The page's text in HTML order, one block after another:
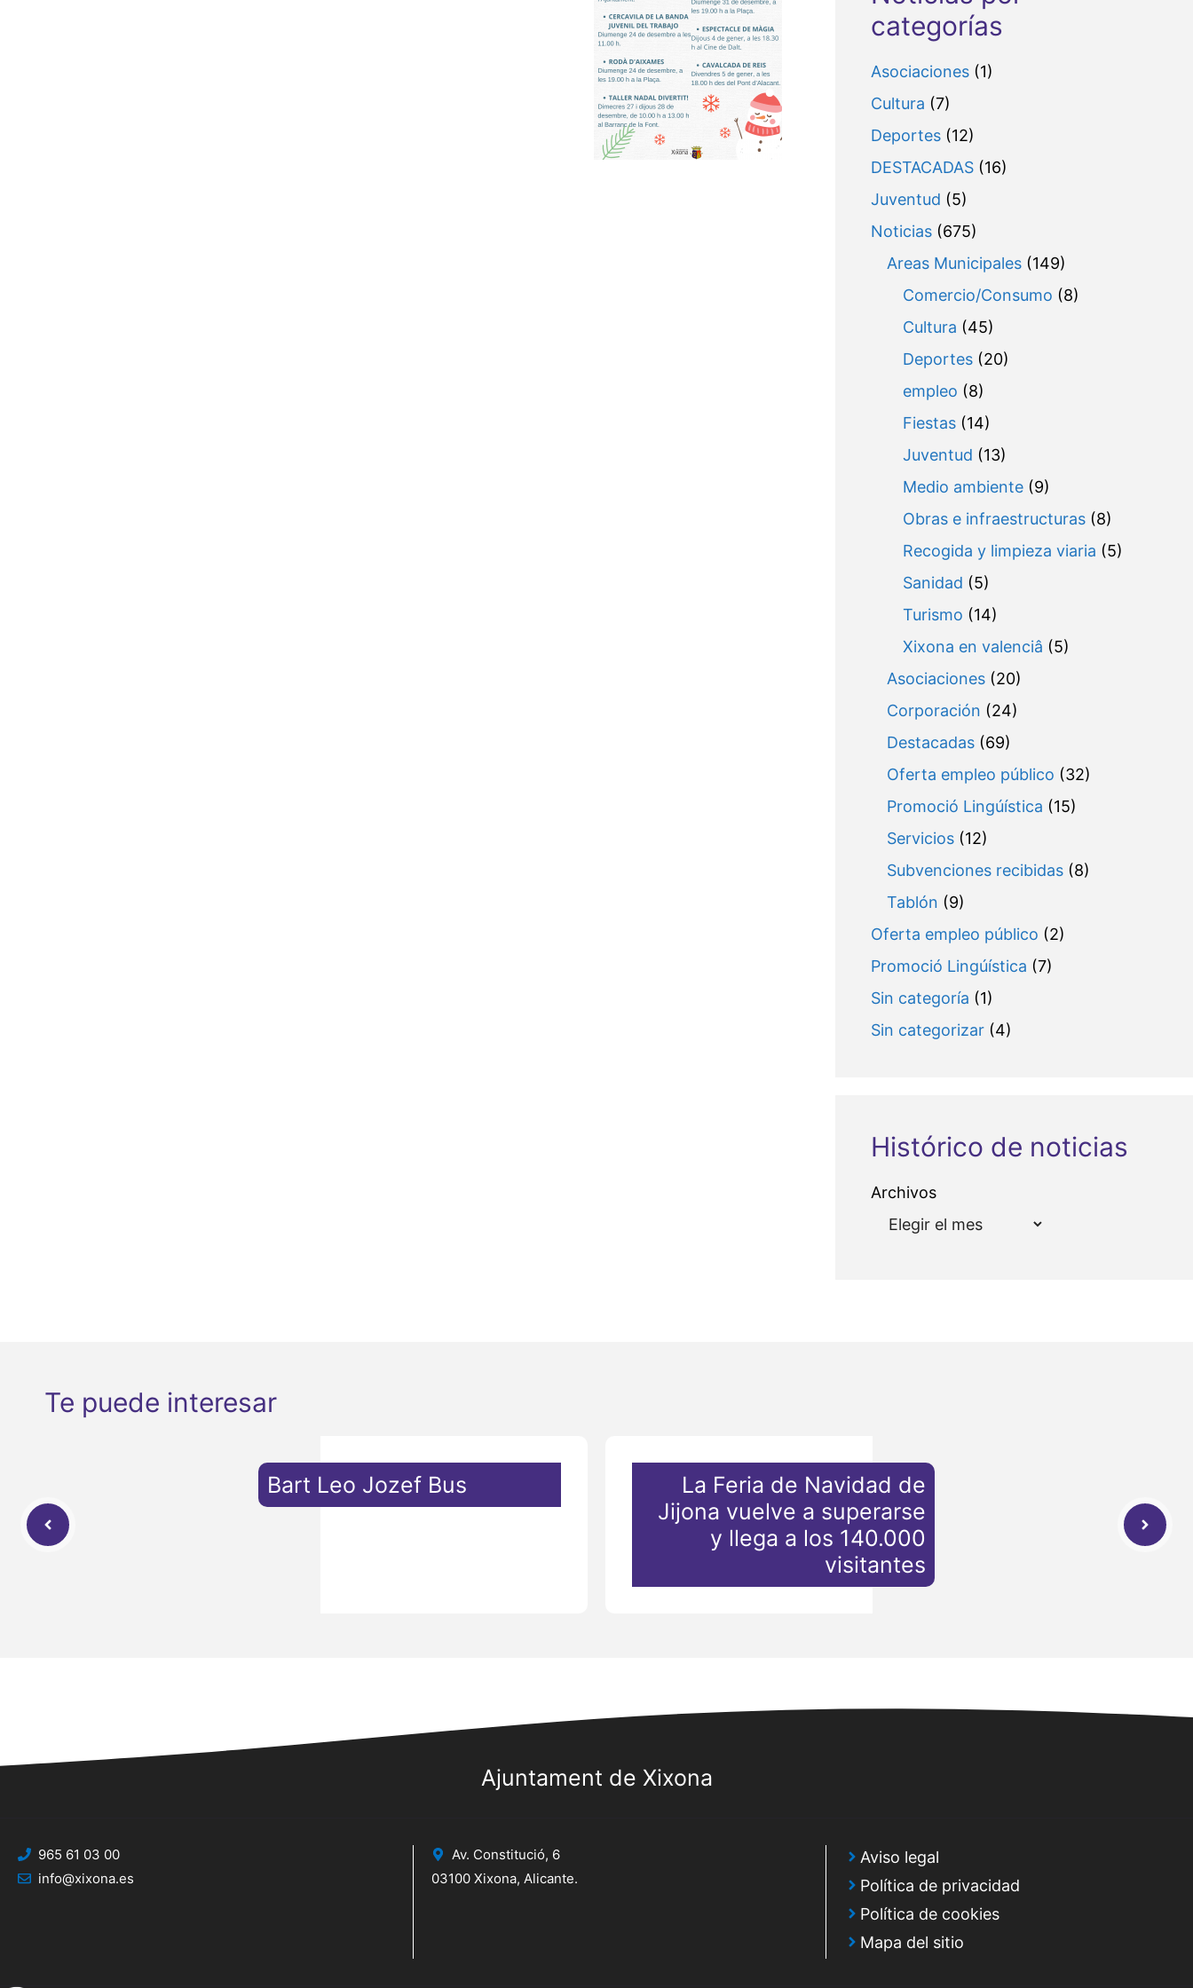
categorías
Asociaciones(1)
Cultura (7)
Deportes(12)
DESTACADAS(16)
Juventud (5)
Noticias(675)
Areas Municipales(149)
Comercio/Consumo (8)
Cultura (45)
Deportes(20)
empleo (8)
Fiestas(14)
Juventud (13)
Medio ambiente(9)
Obras e infraestructuras(8)
Recogida y limpieza viaria (5)
Sanidad (5)
Turismo (14)
Xixona en valenciâ (5)
Asociaciones(20)
Corporación (24)
Destacadas(69)
Oferta empleo público (32)
Promoció Lingúística (15)
Servicios(12)
Subvenciones recibidas(8)
Tablón (9)
Oferta empleo público (2)
Promoció Lingúística (7)
Sin categoría (1)
Sin categorizar(4)
Histórico de noticias
Archivos
Te puede interesar
Bart Leo Jozef Bus
La Feria de Navidad de
Jijona vuelve a superarse
y llega a los 140.000
visitantes
Ajuntament de Xixona
965 61 03 00
info@xixona.es
Av. Constitució, 6
03100 Xixona, Alicante.
Aviso legal
Política de privacidad
Política de cookies
Mapa del sitio